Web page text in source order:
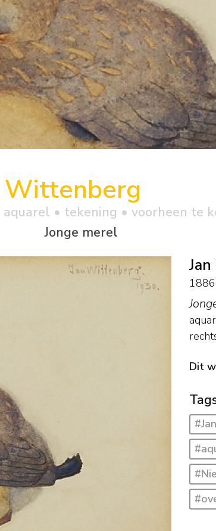
Wittenberg
aquarel • tekening • voorheen te
Jonge merel
Dit